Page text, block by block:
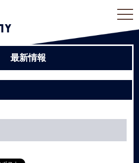
最新情報